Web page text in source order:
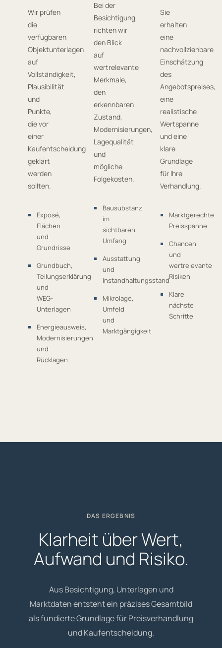
Wir prüfen
die
verfügbaren
Objektunterlagen
auf
Vollständigkeit,
Plausibilität
und
Punkte,
die vor
einer
Kaufentscheidung
geklärt
werden
sollten.
Exposé,
Flächen
und
Grundrisse
Grundbuch,
Teilungserklärung
und
WEG-
Unterlagen
Energieausweis,
Modernisierungen
und
Rücklagen
Bei der
Besichtigung
richten wir
den Blick
auf
wertrelevante
Merkmale,
den
erkennbaren
Zustand,
Modernisierungen,
Lagequalität
und
mögliche
Folgekosten.
Bausubstanz
im
sichtbaren
Umfang
Ausstattung
und
Instandhaltungsstand
Mikrolage,
Umfeld
und
Marktgängigkeit
Sie
erhalten
eine
nachvollziehbare
Einschätzung
des
Angebotspreises,
eine
realistische
Wertspanne
und eine
klare
Grundlage
für Ihre
Verhandlung.
Marktgerechte
Preisspanne
Chancen
und
wertrelevante
Risiken
Klare
nächste
Schritte
DAS ERGEBNIS
Klarheit über Wert,
Aufwand und Risiko.
Aus Besichtigung, Unterlagen und
Marktdaten entsteht ein präzises Gesamtbild
als fundierte Grundlage für Preisverhandlung
und Kaufentscheidung.